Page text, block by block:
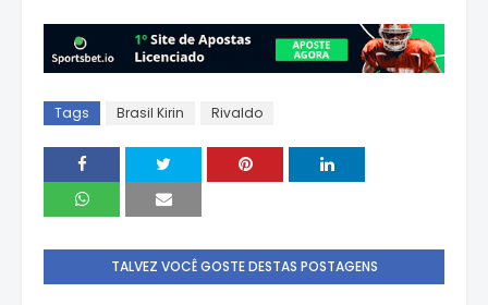
Tags Brasil Kirin Rivaldo
TALVEZ VOCÊ GOSTE DESTAS POSTAGENS